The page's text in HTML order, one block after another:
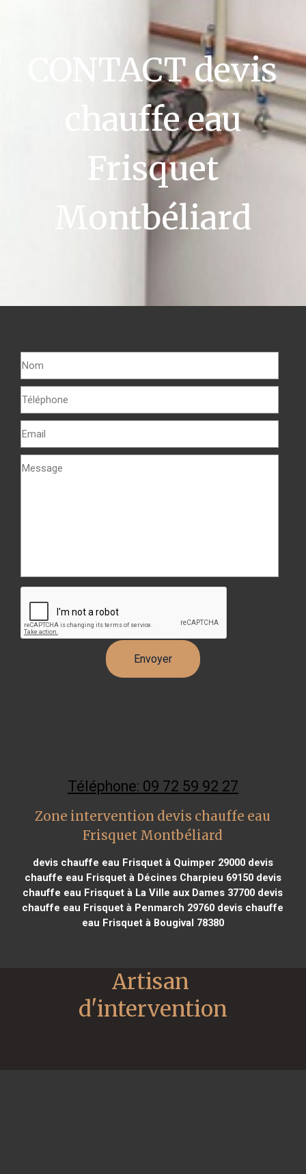
CONTACT devis
chauffe eau
Frisquet
Montbéliard
Téléphone: 09 72 59 92 27
Zone intervention devis chauffe eau
Frisquet Montbéliard
devis chauffe eau Frisquet à Quimper 29000devis
chauffe eau Frisquet à Décines Charpieu 69150devis
chauffe eau Frisquet à La Ville aux Dames 37700 devis
chauffe eau Frisquet à Penmarch 29760 devis chauffe
eau Frisquet à Bougival 78380
Artisan
d'intervention